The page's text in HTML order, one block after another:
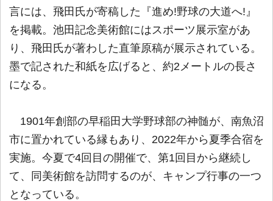
言には、飛田氏が寄稿した『進め!野球の大道へ!』
を掲載。池田記念美術館にはスポーツ展示室があ
り、飛田氏が著わした直筆原稿が展示されている。
墨で記された和紙を広げると、約2メートルの長さ
になる。
1901年創部の早稲田大学野球部の神髄が、南魚沼
市に置かれている縁もあり、2022年から夏季合宿を
実施。今夏で4回目の開催で、第1回目から継続し
て、同美術館を訪問するのが、キャンプ行事の一つ
となっている。